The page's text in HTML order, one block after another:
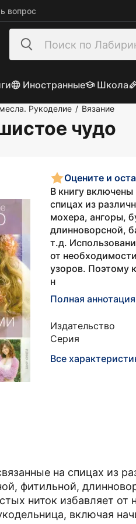
вопрос
Иностранные Школа
Рукоделие / Вязание
чудо
Оцените и
В книгу
спицах из
мохера, ангоры,
длинноворсной,
т.д.
от
узоров. Поэтому
н
Полная аннотация
Издательство
Серия
Все
на спицах из
фитильной,
ниток избавляет
включая